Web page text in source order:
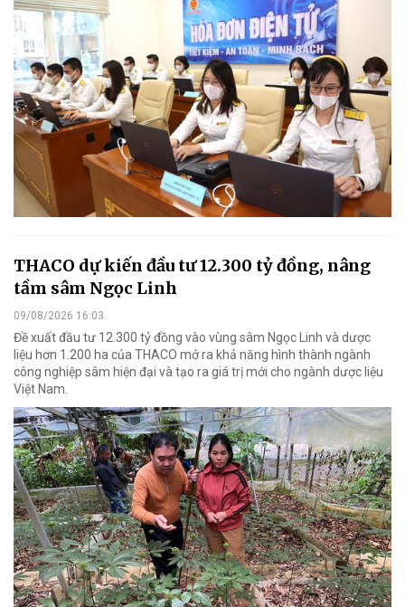
THACO dự kiến đầu tư 12.300 tỷ đồng, nâng
tầm sâm Ngọc Linh
09/08/2026 16:03
Đề xuất đầu tư 12.300 tỷ đồng vào vùng sâm Ngọc Linh và dược
liệu hơn 1.200 ha của THACO mở ra khả năng hình thành ngành
công nghiệp sâm hiện đại và tạo ra giá trị mới cho ngành dược liệu
Việt Nam.